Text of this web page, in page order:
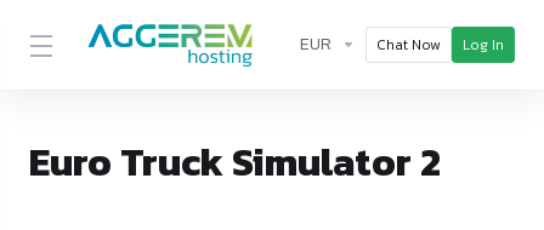
EUR Chat Now Log In
Euro Truck Simulator 2